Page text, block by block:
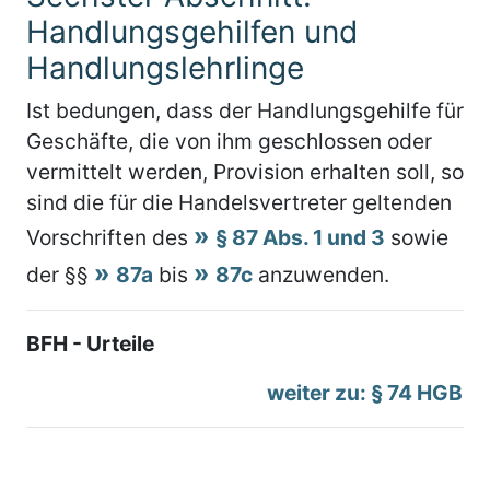
Handlungsgehilfen und
Handlungslehrlinge
Ist bedungen, dass der Handlungsgehilfe für
Geschäfte, die von ihm geschlossen oder
vermittelt werden, Provision erhalten soll, so
sind die für die Handelsvertreter geltenden
Vorschriften des
§ 87 Abs. 1 und 3 sowie
der §§
87a bis 87c anzuwenden.
BFH - Urteile
weiter zu: § 74 HGB